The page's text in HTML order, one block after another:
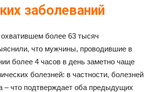
заболеваний
более 63 тысяч
что мужчины, проводившие в
более 4 часов в день заметно чаще
болезней: в частности, болезней
– что подтверждает оба предыдущих